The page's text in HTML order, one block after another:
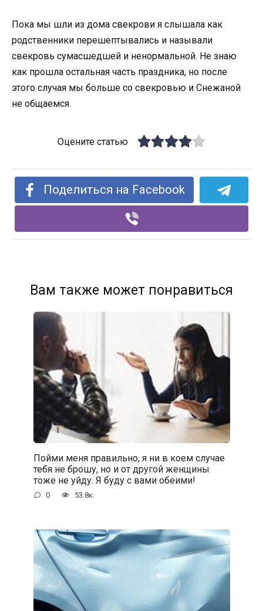
Пока мы шли из дома свекрови я слышала как
родственники перешептывались и называли
свекровь сумасшедшей и ненормальной. Не знаю
как прошла остальная часть праздника, но после
этого случая мы больше со свекровью и Снежаной
не общаемся.
Оцените статью
Поделиться на Facebook
Вам также может понравиться
Пойми меня правильно, я ни в коем случае
тебя не брошу, но и от другой женщины
тоже не уйду. Я буду с вами обеими!
0 53.8к.